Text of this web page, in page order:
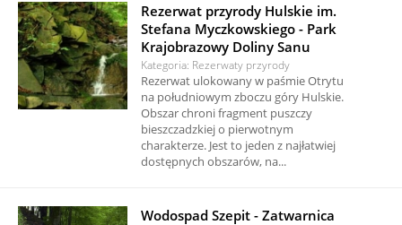
Rezerwat przyrody Hulskie im.
Stefana Myczkowskiego - Park
Krajobrazowy Doliny Sanu
Kategoria: Rezerwaty przyrody
Rezerwat ulokowany w paśmie Otrytu
na południowym zboczu góry Hulskie.
Obszar chroni fragment puszczy
bieszczadzkiej o pierwotnym
charakterze. Jest to jeden z najłatwiej
dostępnych obszarów, na...
Wodospad Szepit - Zatwarnica